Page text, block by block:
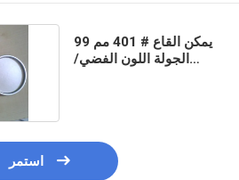
يمكن القاع # 401 مم 99
الجولة اللون الفضي/
استمر